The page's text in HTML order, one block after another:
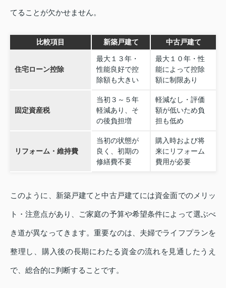
てることが欠かせません。
比較項目 新築戸建て 中古戸建て
住宅ローン控除
最大１３年・
性能良好で控
除額も大きい
最大１０年・性
能によって控除
額に制限あり
固定資産税
当初３～５年
軽減あり、そ
の後負担増
軽減なし・評価
額が低いため負
担も低め
リフォーム・維持費
当初の状態が
良く、初期の
修繕費不要
購入時および将
来にリフォーム
費用が必要
このように、新築戸建てと中古戸建てには資金面でのメリッ
ト・注意点があり、ご家庭の予算や希望条件によって選ぶべ
き道が異なってきます。重要なのは、夫婦でライフプランを
整理し、購入後の長期にわたる資金の流れを見通したうえ
で、総合的に判断することです。